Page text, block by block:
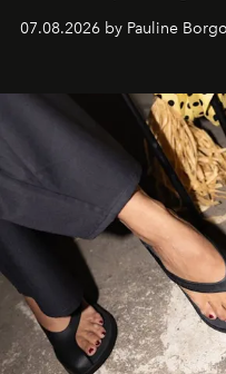
d'exception composent
07.08.2026 by Pauline